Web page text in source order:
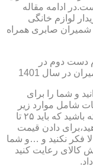
ادامه مقاله
سمساری در سال 1401 با خریدار لوازم خانگی
صابری همراه
دست دوم در
در سال 1401
و شما را برای
شامل موارد زیر
است:۱ ) به خوبی تحقیق کنید،۲ ) انتظار داشته باشید که باید ۲۵ تا
دادن قیمت
به کالا فکر نکنید و …و شما
کالای رعایت کنید